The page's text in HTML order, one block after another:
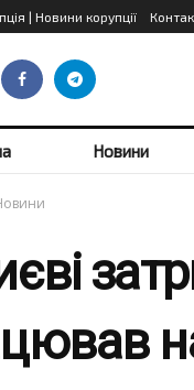
| Новини корупції
Новини